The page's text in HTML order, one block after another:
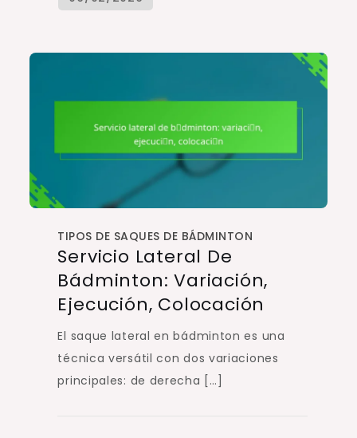
TIPOS DE SAQUES DE BÁDMINTON
Servicio Lateral De
Bádminton: Variación,
Ejecución, Colocación
El saque lateral en bádminton es una
técnica versátil con dos variaciones
principales: de derecha […]